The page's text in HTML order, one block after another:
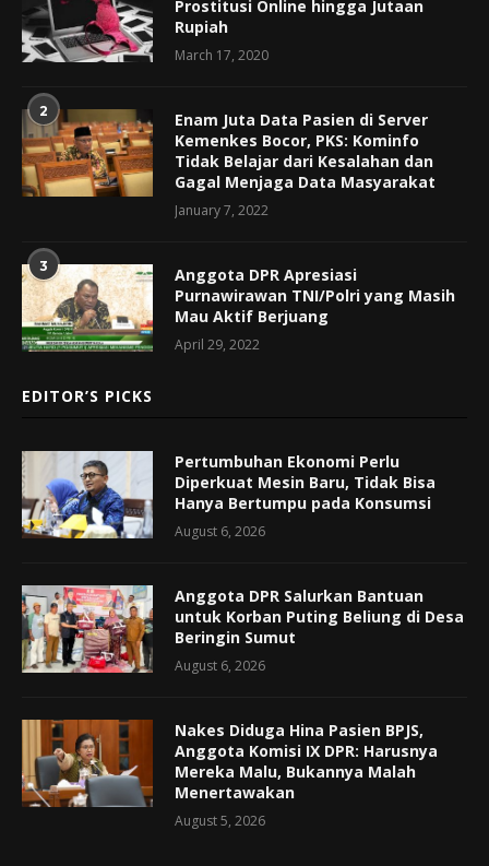
Prostitusi Online hingga Jutaan
Rupiah
March 17, 2020
2
Enam Juta Data Pasien di Server
Kemenkes Bocor, PKS: Kominfo
Tidak Belajar dari Kesalahan dan
Gagal Menjaga Data Masyarakat
January 7, 2022
3
Anggota DPR Apresiasi
Purnawirawan TNI/Polri yang Masih
Mau Aktif Berjuang
April 29, 2022
EDITOR’S PICKS
Pertumbuhan Ekonomi Perlu
Diperkuat Mesin Baru, Tidak Bisa
Hanya Bertumpu pada Konsumsi
August 6, 2026
Anggota DPR Salurkan Bantuan
untuk Korban Puting Beliung di Desa
Beringin Sumut
August 6, 2026
Nakes Diduga Hina Pasien BPJS,
Anggota Komisi IX DPR: Harusnya
Mereka Malu, Bukannya Malah
Menertawakan
August 5, 2026